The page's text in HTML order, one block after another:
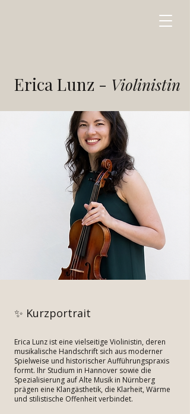
Erica Lunz - Violinistin
✨ Kurzportrait
Erica Lunz ist eine vielseitige Violinistin, deren
musikalische Handschrift sich aus moderner
Spielweise und historischer Aufführungspraxis
formt. Ihr Studium in Hannover sowie die
Spezialisierung auf Alte Musik in Nürnberg
prägen eine Klangästhetik, die Klarheit, Wärme
und stilistische Offenheit verbindet.